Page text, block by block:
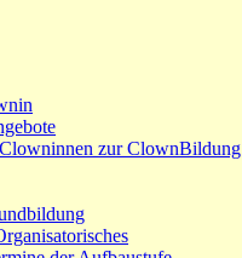
zur ClownBildung